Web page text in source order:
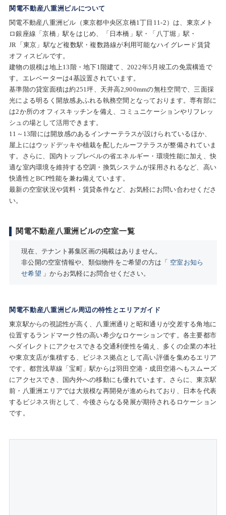
関電不動産八重洲ビルについて
関電不動産八重洲ビル（東京都中央区京橋1丁目11-2）は、東京メト
ロ銀座線「京橋」駅をはじめ、「日本橋」駅・「八丁堀」駅・
JR「東京」駅など複数駅・複数路線が利用可能なハイグレード賃貸
オフィスビルです。
建物の規模は地上13階・地下1階建て、2022年5月竣工の免震構造で
す。エレベーターは4基設置されています。
基準階の貸室面積は約251坪、天井高2,900mmの無柱空間で、三面採
光による明るく開放感あふれる執務空間となっております。専有部に
は2か所のオフィスキッチンを備え、コミュニケーションやリフレッ
シュの場として活用できます。
11～13階には開放感のあるインナーテラスが設けられているほか、
屋上にはウッドデッキや植栽を配したルーフテラスが整備されていま
す。さらに、国内トップレベルの省エネルギー・環境性能に加え、快
適な室内環境を維持する空調・換気システムが採用されるなど、高い
快適性とBCP性能を兼ね備えています。
最新の空室状況や賃料・賃貸条件など、お気軽にお問い合わせくださ
い。
関電不動産八重洲ビルの空室一覧
現在、テナント募集区画の掲載はありません。
非公開の空室情報や、類似物件をご希望の方は「 空室お知ら
せ希望 」からお気軽にお問合せください。
関電不動産八重洲ビル周辺の特性とエリアガイド
東京駅からの視認性が高く、八重洲通りと昭和通りが交差する角地に
位置するランドマーク性の高い希少なロケーションです。各主要都市
へダイレクトにアクセスできる交通利便性を備え、多くの企業の本社
や東京支店が集積する、ビジネス拠点として高い評価を集めるエリア
です。都営浅草線「宝町」駅からは羽田空港・成田空港へもスムーズ
にアクセスでき、国内外への移動にも優れています。さらに、東京駅
前・八重洲エリアでは大規模な再開発が進められており、日本を代表
するビジネス街として、今後さらなる発展が期待されるロケーション
です。